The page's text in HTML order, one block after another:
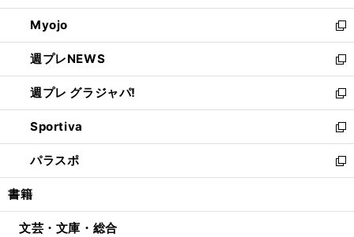
開
く
ウ
で
開
く
ン
ド
ウ
で
開
く
ウ
ィ
ン
ド
ウ
で
開
く
Myojo
新
し
い
ウ
ィ
ン
ド
ウ
で
開
週プレNEWS
新
し
い
ウ
ィ
ン
ド
ウ
開
週プレ グラジャパ!
新
し
い
ウ
ィ
ン
ウ
Sportiva
新
し
い
ウ
ン
パラスポ
新
し
ウ
書籍
文芸・文庫・総合